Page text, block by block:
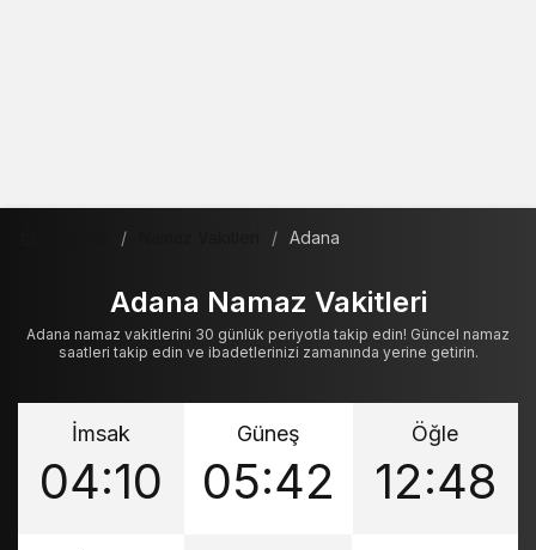
Adana
Adana Namaz Vakitleri
Adana namaz vakitlerini 30 günlük periyotla takip edin! Güncel namaz
saatleri takip edin ve ibadetlerinizi zamanında yerine getirin.
İmsak
04:10
Güneş
05:42
Öğle
12:48